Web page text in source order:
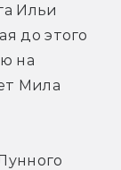
Ильи
до этого
на
Мила